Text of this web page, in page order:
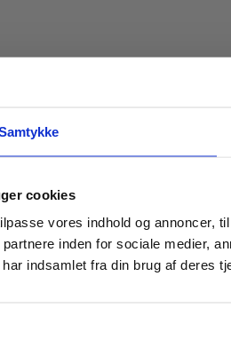
cookies
vores indhold og annoncer,
inden for sociale medier,
indsamlet fra din brug af deres